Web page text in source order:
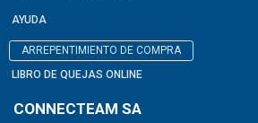
AYUDA
ARREPENTIMIENTO DE COMPRA
LIBRO DE QUEJAS ONLINE
CONNECTEAM SA